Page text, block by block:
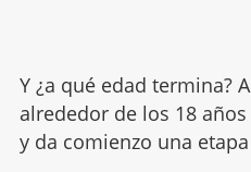
Y ¿a qué edad termina?
alrededor de los 18
y da comienzo una